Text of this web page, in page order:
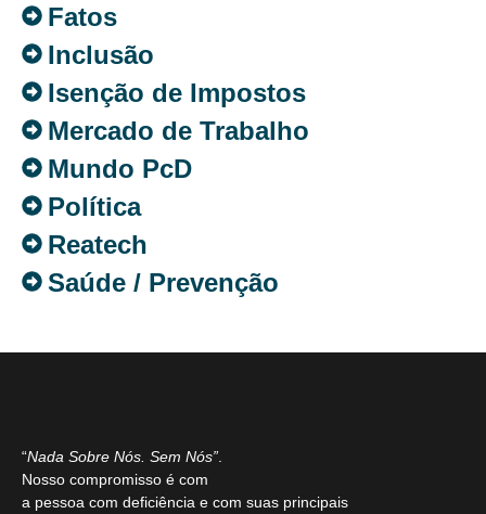
Fatos
Inclusão
Isenção de Impostos
Mercado de Trabalho
Mundo PcD
Política
Reatech
Saúde / Prevenção
“Nada Sobre Nós. Sem Nós”
Nosso compromisso é com
a pessoa com deficiência e com suas principais